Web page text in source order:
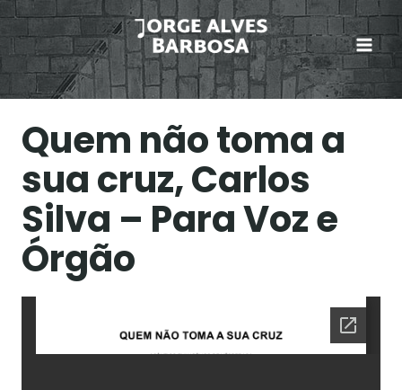
Skip
to
content
Quem não toma a
sua cruz, Carlos
Silva – Para Voz e
Órgão